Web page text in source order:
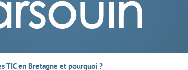
TIC en Bretagne et pourquoi ?